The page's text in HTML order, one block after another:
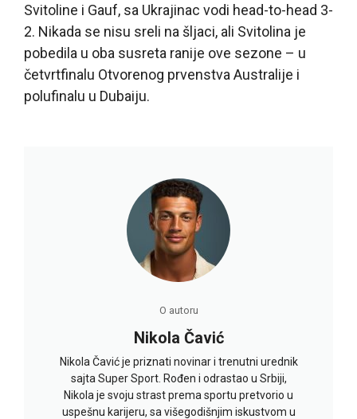
Svitoline i Gauf, sa Ukrajinac vodi head-to-head 3-
2. Nikada se nisu sreli na šljaci, ali Svitolina je
pobedila u oba susreta ranije ove sezone – u
četvrtfinalu Otvorenog prvenstva Australije i
polufinalu u Dubaiju.
O autoru
Nikola Čavić
Nikola Čavić je priznati novinar i trenutni urednik
sajta Super Sport. Rođen i odrastao u Srbiji,
Nikola je svoju strast prema sportu pretvorio u
uspešnu karijeru, sa višegodišnjim iskustvom u